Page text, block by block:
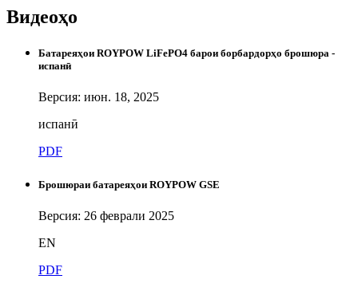
Видеоҳо
Батареяҳои ROYPOW LiFePO4 барои борбардорҳо брошюра -
испанӣ
Версия: июн. 18, 2025
испанӣ
PDF
Брошюраи батареяҳои ROYPOW GSE
Версия: 26 феврали 2025
EN
PDF